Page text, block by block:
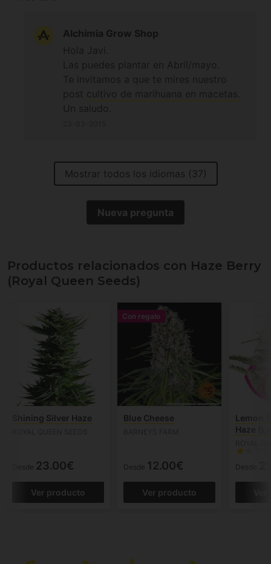
Alchimia Grow Shop
Mostrar todos los idiomas (37)
Nueva pregunta
Productos relacionados con Haze Berry
(Royal Queen Seeds)
Shining Silver Haze
Desde 23.00€
Ver producto
Con regalo
Blue Cheese
Desde 12.00€
Ver producto
Lemon
Haze
Desde